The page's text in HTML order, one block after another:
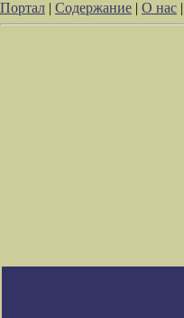
Портал | Содержание | О нас |